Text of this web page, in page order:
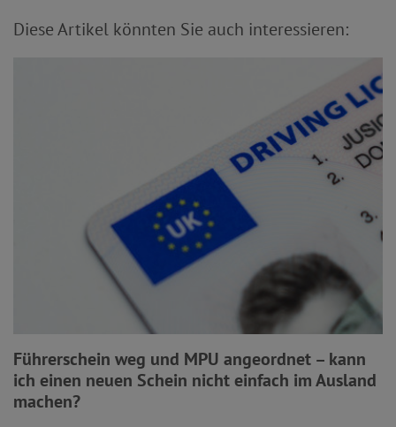
Diese Artikel könnten Sie auch interessieren:
Führerschein weg und MPU angeordnet – kann
ich einen neuen Schein nicht einfach im Ausland
machen?